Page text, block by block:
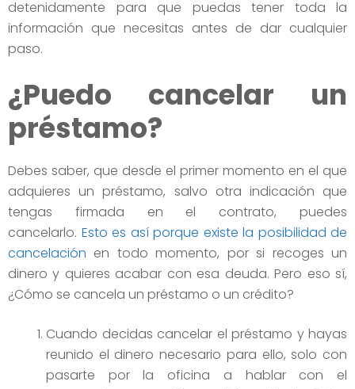
detenidamente para que puedas tener toda la
información que necesitas antes de dar cualquier
paso.
¿Puedo cancelar un
préstamo?
Debes saber, que desde el primer momento en el que
adquieres un préstamo, salvo otra indicación que
tengas firmada en el contrato, puedes
cancelarlo. Esto es así porque existe la posibilidad de
cancelación en todo momento, por si recoges un
dinero y quieres acabar con esa deuda. Pero eso sí,
¿Cómo se cancela un préstamo o un crédito?
Cuando decidas cancelar el préstamo y hayas
reunido el dinero necesario para ello, solo con
pasarte por la oficina a hablar con el